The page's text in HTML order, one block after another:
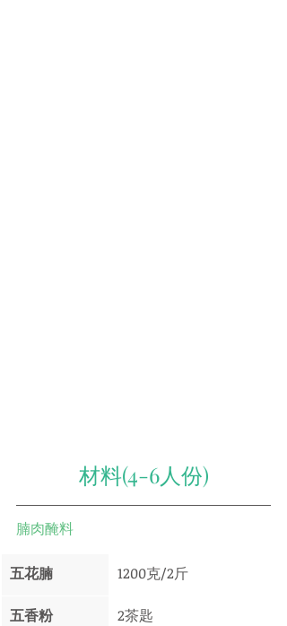
材料(4-6人份)
腩肉醃料
五花腩 1200克/2斤
五香粉 2茶匙